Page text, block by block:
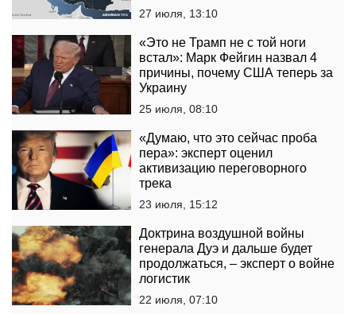
27 июля, 13:10
«Это не Трамп не с той ноги
встал»: Марк Фейгин назвал 4
причины, почему США теперь за
Украину
25 июля, 08:10
«Думаю, что это сейчас проба
пера»: эксперт оценил
активизацию переговорного
трека
23 июля, 15:12
Доктрина воздушной войны
генерала Дуэ и дальше будет
продолжаться, – эксперт о войне
логистик
22 июля, 07:10